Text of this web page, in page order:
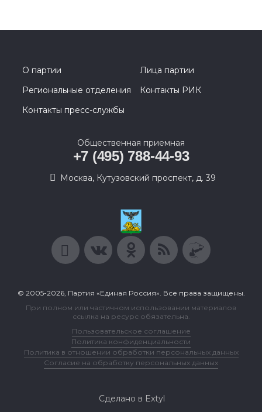
О партии
Лица партии
Региональные отделения
Контакты РИК
Контакты пресс-службы
Общественная приемная
+7 (495) 788-44-93
Москва, Кутузовский проспект, д. 39
© 2005-2026, Партия «Единая Россия». Все права защищены.
При полном или частичном использовании материалов
ссылка на ресурс обязательна.
Пользовательское соглашение
Политика конфиденциальности
Политика в отношении обработки персональных данных
Согласие на обработку персональных данных
Сделано в Extyl